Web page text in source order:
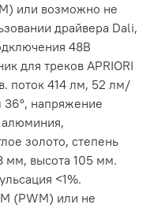
или возможно не
драйвера Dali,
48В
для треков APRIORI
поток 414 лм, 52 лм/
36°, напряжение
алюминия,
золото, степень
мм, высота 105 мм.
<1%.
(PWM) или не